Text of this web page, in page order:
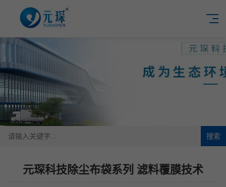
搜索
元琛科技除尘布袋系列 滤料覆膜技术